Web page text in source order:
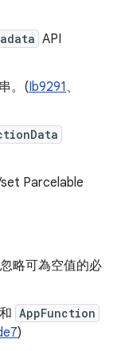
API
。(Ib9291 、
Parcelable
略可為空值的必
和 AppFunction
)